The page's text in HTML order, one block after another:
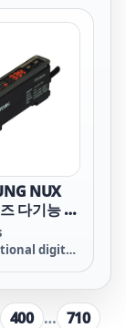
in a
display
Simply
sensor to
Sensor
and
한영넉스
NUX PG
NUX PG-
PG-TARN
영넉스 PG-
NUX
TRN 한영넉
PG-TRP
NUX PG-
한영넉스 PG-
NUX
TARN
NUX PG-
NUX
다기능 디
버 센서
digital
400 … 710